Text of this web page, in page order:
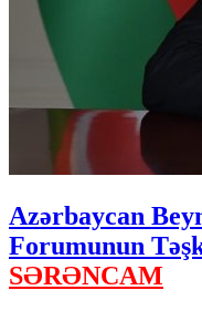
Azərbaycan
Forumunun
SƏRƏNCAM